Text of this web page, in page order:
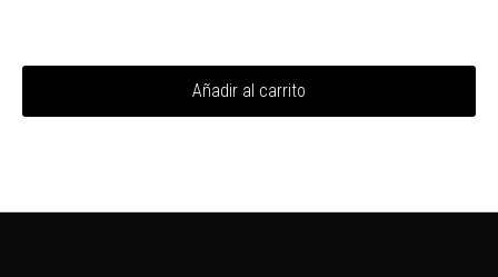
Añadir al carrito